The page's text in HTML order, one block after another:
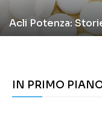
Acli Potenza:
IN PRIMO